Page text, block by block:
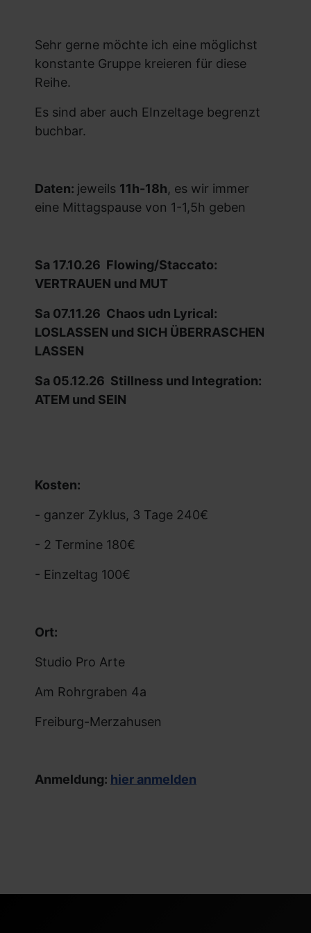
Sehr gerne möchte ich eine möglichst
konstante Gruppe kreieren für diese
Reihe.
Es sind aber auch EInzeltage begrenzt
buchbar.
Daten: jeweils 11h-18h, es wir immer
eine Mittagspause von 1-1,5h geben
Sa 17.10.26 Flowing/Staccato:
VERTRAUEN und MUT
Sa 07.11.26 Chaos udn Lyrical:
LOSLASSEN und SICH ÜBERRASCHEN
LASSEN
Sa 05.12.26 Stillness und Integration:
ATEM und SEIN
Kosten:
- ganzer Zyklus, 3 Tage 240€
- 2 Termine 180€
- Einzeltag 100€
Ort:
Studio Pro Arte
Am Rohrgraben 4a
Freiburg-Merzahusen
Anmeldung: hier anmelden